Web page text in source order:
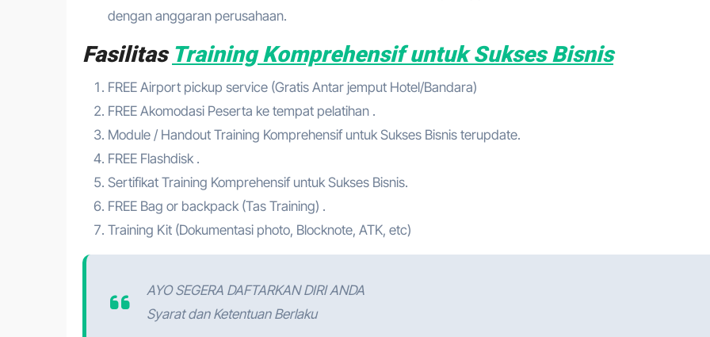
dengan anggaran perusahaan.
Fasilitas Training Komprehensif untuk Sukses Bisnis
FREE Airport pickup service (Gratis Antar jemput Hotel/Bandara)
FREE Akomodasi Peserta ke tempat pelatihan .
Module / Handout Training Komprehensif untuk Sukses Bisnis terupdate.
FREE Flashdisk .
Sertifikat Training Komprehensif untuk Sukses Bisnis.
FREE Bag or backpack (Tas Training) .
Training Kit (Dokumentasi photo, Blocknote, ATK, etc)
AYO SEGERA DAFTARKAN DIRI ANDA
Syarat dan Ketentuan Berlaku